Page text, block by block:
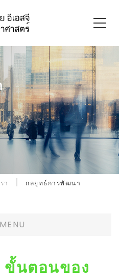
า กลยุทธ์การพัฒนา
MENU
ขั้นตอนของ